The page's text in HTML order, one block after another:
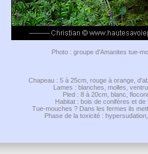
Photo : groupe d'Amanites tue-
Chapeau : 5 à 25cm, rouge à orange,
Lames : blanches, molles,
Pied : 8 à 20cm, blanc,
Habitat : bois de conifères et
Tue-mouches ? Dans les fermes ils
Phase de la toxicité :